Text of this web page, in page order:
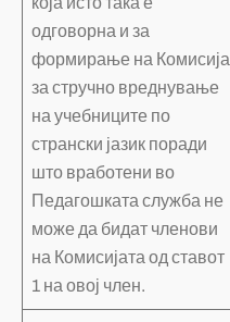
одговорна и за
формирање на Комисија
за стручно вреднување
на учебниците по
странски јазик поради
што вработени во
Педагошката служба не
може да бидат членови
на Комисијата од ставот
1 на овој член.